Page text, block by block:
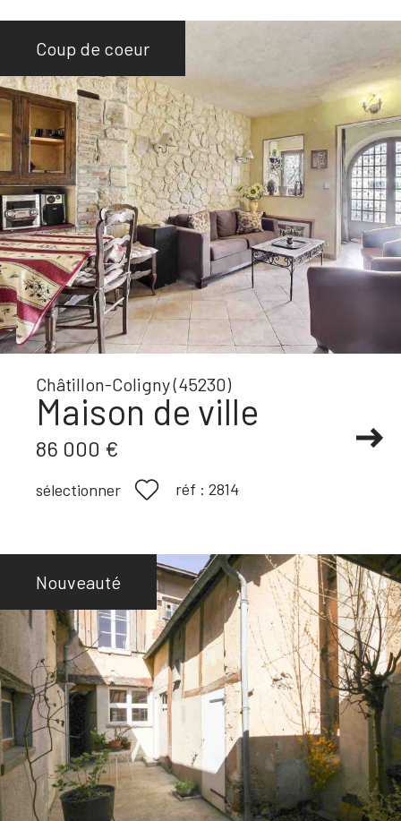
Coup de coeur
Châtillon-Coligny (45230)
Maison de ville
86 000 €
sélectionner réf :2814
Nouveauté